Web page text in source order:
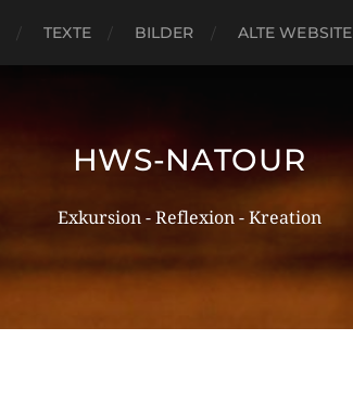
TEXTE BILDER ALTE WEBSITE
HWS-NATOUR
Exkursion - Reflexion - Kreation